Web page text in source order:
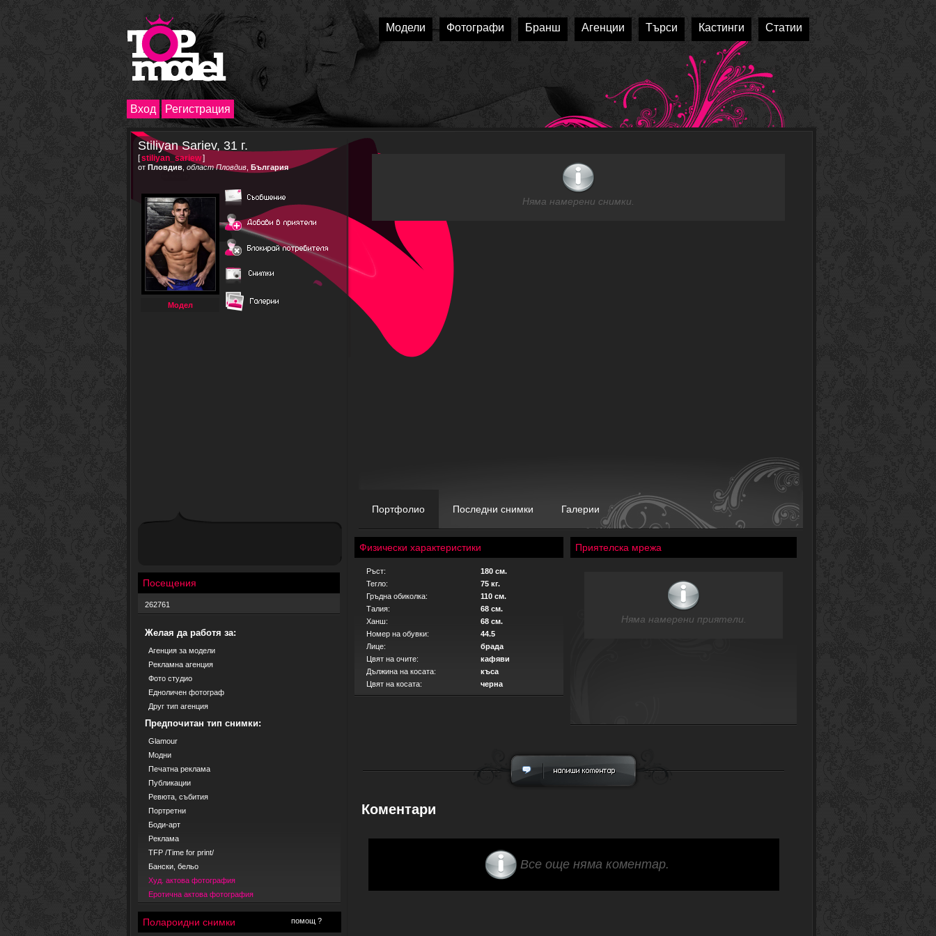
Модели Фотографи Бранш Агенции Търси Кастинги Статии
Вход Регистрация
Stiliyan Sariev, 31 г.
[stiliyan_sariew]
от Пловдив област Пловдив България
Модел
Посещения
262761
Желая да работя за:
Агенция за модели
Рекламна агенция
Фото студио
Едноличен фотограф
Друг тип агенция
Предпочитан тип снимки:
Glamour
Модни
Печатна реклама
Публикации
Ревюта, събития
Портретни
Боди-арт
Реклама
TFP /Time for print/
Бански, бельо
Худ. актова фотография
Еротична актова фотография
Полароидни снимки помощ ?
Няма намерени снимки.
Портфолио Последни снимки Галерии
Физически характеристики
Ръст:
180 см.
Тегло:
75 кг.
Гръдна обиколка:
110 см.
Талия:
68 см.
Ханш:
68 см.
Номер на обувки:
44.5
Лице:
брада
Цвят на очите:
кафяви
Дължина на косата:
къса
Цвят на косата:
черна
Приятелска мрежа
Няма намерени приятели.
Коментари
Все още няма коментар.